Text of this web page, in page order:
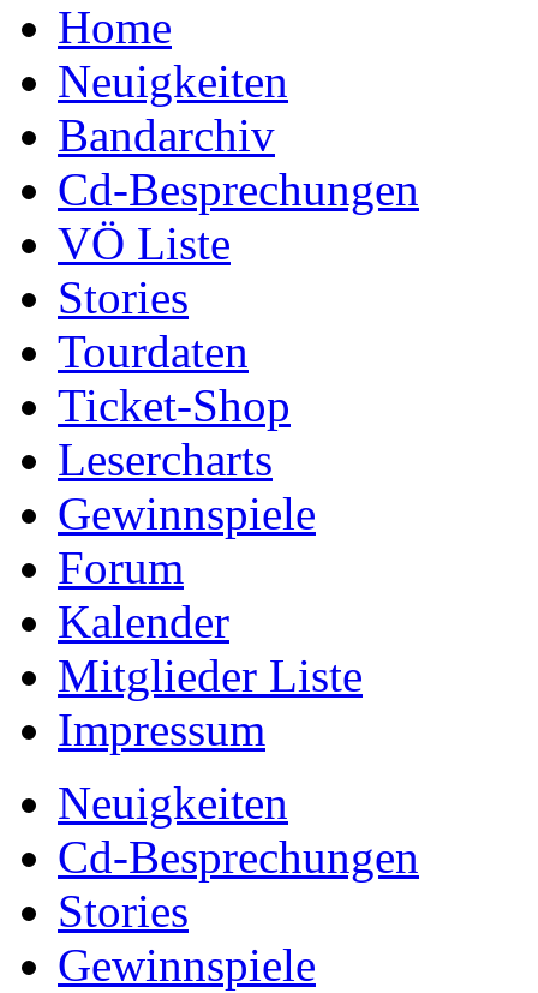
Home
Neuigkeiten
Bandarchiv
Cd-Besprechungen
VÖ Liste
Stories
Tourdaten
Ticket-Shop
Lesercharts
Gewinnspiele
Forum
Kalender
Mitglieder Liste
Impressum
Neuigkeiten
Cd-Besprechungen
Stories
Gewinnspiele